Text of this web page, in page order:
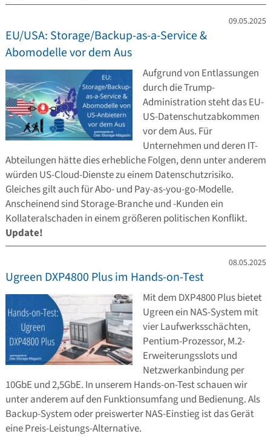
09.05.2025
EU/USA: Storage/Backup-as-a-Service &
Abomodelle vor dem Aus
Aufgrund von Entlassungen
durch die Trump-
Administration steht das EU-
US-Datenschutzabkommen
vor dem Aus. Für
Unternehmen und deren IT-
Abteilungen hätte dies erhebliche Folgen, denn unter anderem
würden US-Cloud-Dienste zu einem Datenschutzrisiko.
Gleiches gilt auch für Abo- und Pay-as-you-go-Modelle.
Anscheinend sind Storage-Branche und -Kunden ein
Kollateralschaden in einem größeren politischen Konflikt.
Update!
08.05.2025
Ugreen DXP4800 Plus im Hands-on-Test
Mit dem DXP4800 Plus bietet
Ugreen ein NAS-System mit
vier Laufwerksschächten,
Pentium-Prozessor, M.2-
Erweiterungsslots und
Netzwerkanbindung per
10GbE und 2,5GbE. In unserem Hands-on-Test schauen wir
unter anderem auf den Funktionsumfang und Bedienung. Als
Backup-System oder preiswerter NAS-Einstieg ist das Gerät
eine Preis-Leistungs-Alternative.